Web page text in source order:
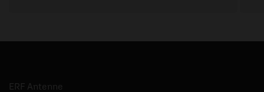
ERF Antenne